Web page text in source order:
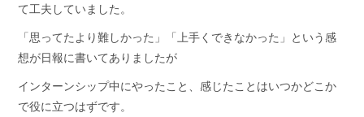
て工夫していました。
「思ってたより難しかった」「上手くできなかった」という感
想が日報に書いてありましたが
インターンシップ中にやったこと、感じたことはいつかどこか
で役に立つはずです。